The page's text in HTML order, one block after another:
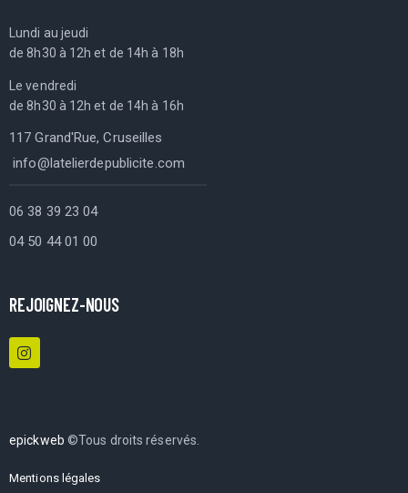
Lundi au jeudi
de 8h30 à 12h et de 14h à 18h
Le vendredi
de 8h30 à 12h et de 14h à 16h
117 Grand'Rue, Cruseilles
info@latelierdepublicite.com
06 38 39 23 04
04 50 44 01 00
REJOIGNEZ-NOUS
epickweb ©Tous droits réservés.
Mentions légales